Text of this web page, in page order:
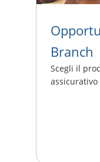
Branch
Scegli il